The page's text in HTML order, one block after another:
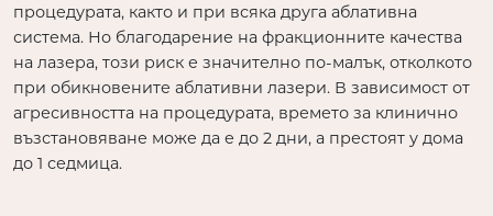
процедурата, както и при всяка друга аблативна
система. Но благодарение на фракционните качества
на лазера, този риск е значително по-малък, отколкото
при обикновените аблативни лазери. В зависимост от
агресивността на процедурата, времето за клинично
възстановяване може да е до 2 дни, а престоят у дома
до 1 седмица.